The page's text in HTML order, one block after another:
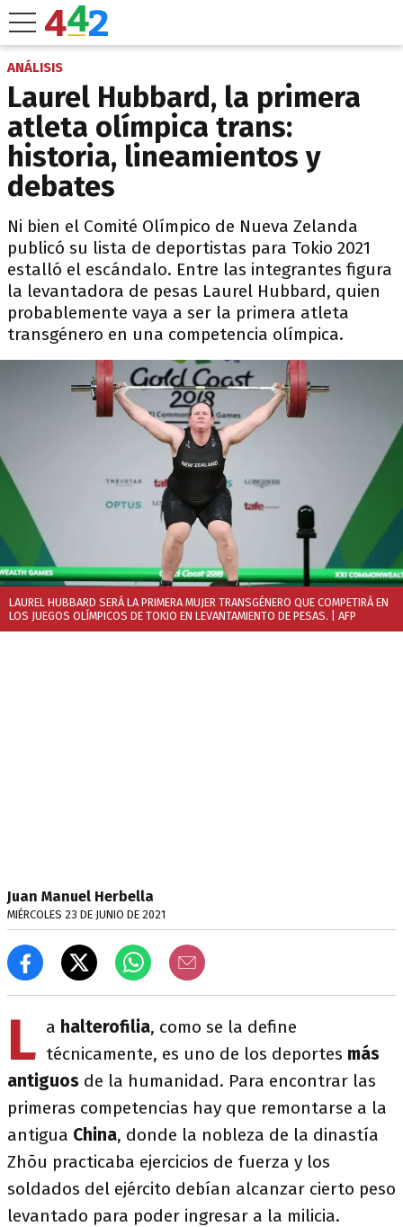
ANÁLISIS
Laurel Hubbard, la primera
atleta olímpica trans:
historia, lineamientos y
debates
Ni bien el Comité Olímpico de Nueva Zelanda
publicó su lista de deportistas para Tokio 2021
estalló el escándalo. Entre las integrantes figura
la levantadora de pesas Laurel Hubbard, quien
probablemente vaya a ser la primera atleta
transgénero en una competencia olímpica.
LAUREL HUBBARD SERÁ LA PRIMERA MUJER TRANSGÉNERO QUE COMPETIRÁ EN
LOS JUEGOS OLÍMPICOS DE TOKIO EN LEVANTAMIENTO DE PESAS.
| AFP
Juan Manuel Herbella
MIÉRCOLES 23 DE JUNIO DE 2021
L a halterofilia, como se la define
técnicamente, es uno de los deportes más
antiguos de la humanidad. Para encontrar las
primeras competencias hay que remontarse a la
antigua China, donde la nobleza de la dinastía
Zhōu practicaba ejercicios de fuerza y los
soldados del ejército debían alcanzar cierto peso
levantado para poder ingresar a la milicia.